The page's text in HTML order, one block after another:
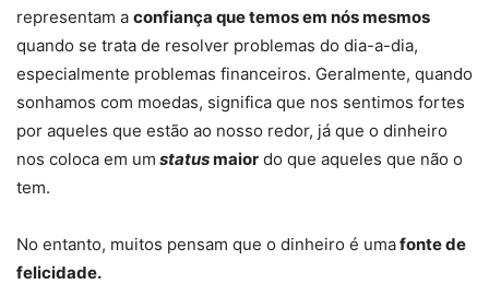
representam a confiança que temos em nós mesmos
quando se trata de resolver problemas do dia-a-dia,
especialmente problemas financeiros. Geralmente, quando
sonhamos com moedas, significa que nos sentimos fortes
por aqueles que estão ao nosso redor, já que o dinheiro
nos coloca em um statusmaior do que aqueles que não o
tem.
No entanto, muitos pensam que o dinheiro é umafonte de
felicidade.